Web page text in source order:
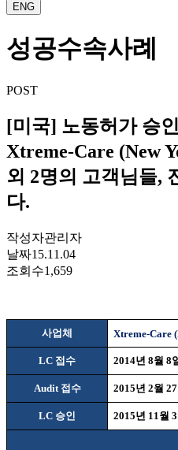
ENG
성공수속사례
POST
[미국] 노동허가 승
Xtreme-Care (New
외 2명의 고객님들,
다.
작성자관리자
날짜15.11.04
조회수1,659
사업체 Xtreme-Care
LC 접수 2014년 8월 8
Audit 접수 2015년 2월 27
LC 승인 2015년 11 월3